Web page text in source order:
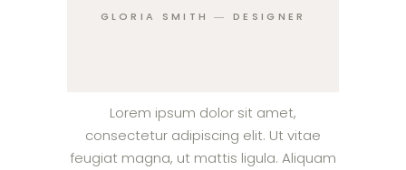
GLORIA SMITH ― DESIGNER
Lorem ipsum dolor sit amet,
consectetur adipiscing elit. Ut vitae
feugiat magna, ut mattis ligula. Aliquam